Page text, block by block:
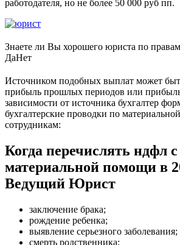
работодателя, но не более 50 000 руб пп.
Знаете ли Вы хорошего юриста по
ДаНет
Источником подобных выплат может
прибыль прошлых периодов или
зависимости от источника бухгалтер
бухгалтерские проводки по
сотрудникам:
Когда перечислять ндфл с
материальной помощи в
Ведущий Юрист
заключение брака;
рождение ребенка;
выявление серьезного заболевания;
смерть родственника;